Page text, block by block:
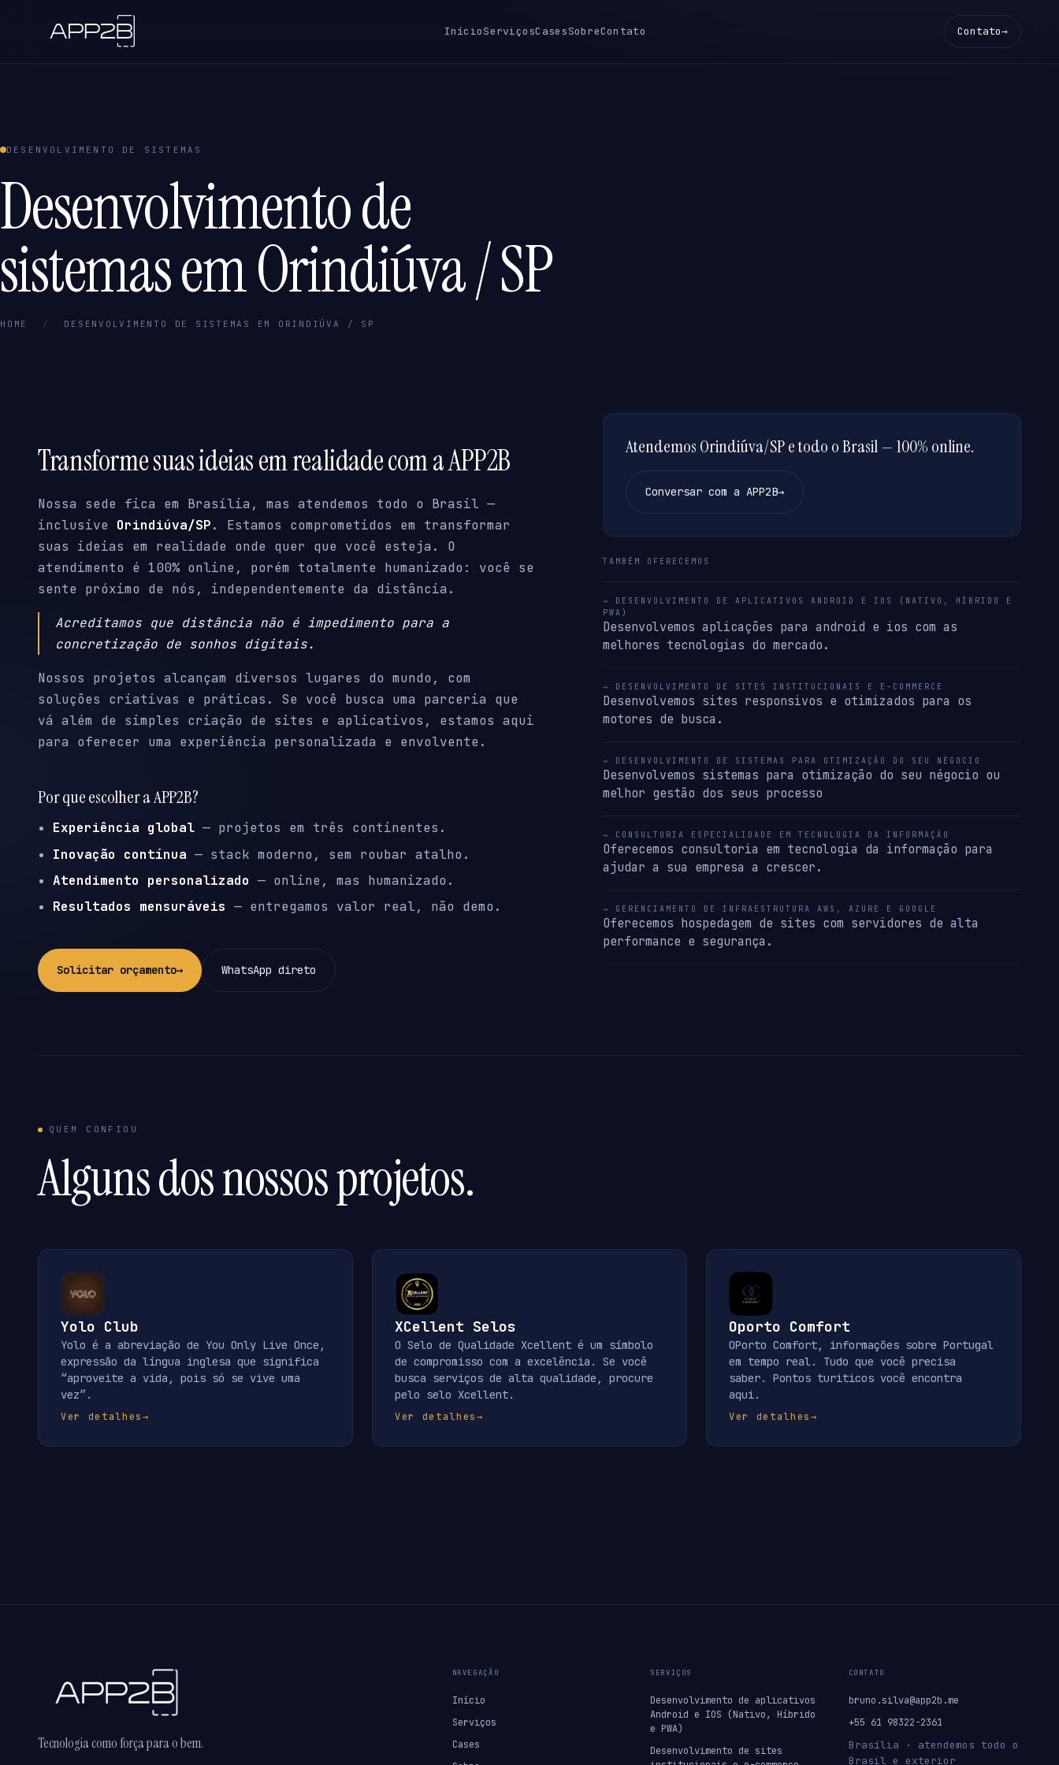
InícioServiçosCasesSobreContato Contato→
DESENVOLVIMENTO DE SISTEMAS
Desenvolvimento de
sistemas em Orindiúva / SP
HOME / DESENVOLVIMENTO DE SISTEMAS EM ORINDIÚVA / SP
Transforme suas ideias em realidade com a APP2B
Nossa sede fica em Brasília, mas atendemos todo o Brasil —
inclusive Orindiúva/SP. Estamos comprometidos em transformar
suas ideias em realidade onde quer que você esteja. O
atendimento é 100% online, porém totalmente humanizado: você se
sente próximo de nós, independentemente da distância.
Acreditamos que distância não é impedimento para a
concretização de sonhos digitais.
Nossos projetos alcançam diversos lugares do mundo, com
soluções criativas e práticas. Se você busca uma parceria que
vá além de simples criação de sites e aplicativos, estamos aqui
para oferecer uma experiência personalizada e envolvente.
Por que escolher a APP2B?
Experiência global — projetos em três continentes.
Inovação contínua — stack moderno, sem roubar atalho.
Atendimento personalizado — online, mas humanizado.
Resultados mensuráveis — entregamos valor real, não demo.
Solicitar orçamento→ WhatsApp direto
Atendemos Orindiúva/SP e todo o Brasil — 100% online.
Conversar com a APP2B→
TAMBÉM OFERECEMOS
→ DESENVOLVIMENTO DE APLICATIVOS ANDROID E IOS (NATIVO, HÍBRIDO E
PWA)
Desenvolvemos aplicações para android e ios com as
melhores tecnologias do mercado.
→ DESENVOLVIMENTO DE SITES INSTITUCIONAIS E E-COMMERCE
Desenvolvemos sites responsivos e otimizados para os
motores de busca.
→ DESENVOLVIMENTO DE SISTEMAS PARA OTIMIZAÇÃO DO SEU NÉGOCIO
Desenvolvemos sistemas para otimização do seu négocio ou
melhor gestão dos seus processo
→ CONSULTORIA ESPECIALIDADE EM TECNOLOGIA DA INFORMAÇÃO
Oferecemos consultoria em tecnologia da informação para
ajudar a sua empresa a crescer.
→ GERENCIAMENTO DE INFRAESTRUTURA AWS, AZURE E GOOGLE
Oferecemos hospedagem de sites com servidores de alta
performance e segurança.
QUEM CONFIOU
Alguns dos nossos projetos.
Yolo Club
Yolo é a abreviação de You Only Live Once,
expressão da língua inglesa que significa
“aproveite a vida, pois só se vive uma
vez”.
Ver detalhes→
XCellent Selos
O Selo de Qualidade Xcellent é um símbolo
de compromisso com a excelência. Se você
busca serviços de alta qualidade, procure
pelo selo Xcellent.
Ver detalhes→
Oporto Comfort
OPorto Comfort, informações sobre Portugal
em tempo real. Tudo que você precisa
saber. Pontos turiticos você encontra
aqui.
Ver detalhes→
Tecnologia como força para o bem.
NAVEGAÇÃO
Início
Serviços
Cases
SERVIÇOS
Desenvolvimento de aplicativos
Android e IOS (Nativo, Híbrido
e PWA)
Desenvolvimento de sites
CONTATO
bruno.silva@app2b.me
+55 61 98322-2361
Brasília · atendemos todo o
Brasil e exterior